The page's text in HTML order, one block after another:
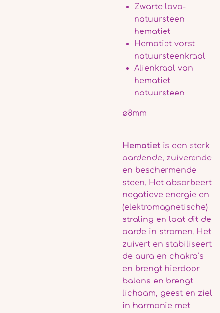
Zwarte lava-
natuursteen
hematiet
Hematiet vorst
natuursteenkraal
Alienkraal van
hematiet
natuursteen
ø8mm
Hematiet is een sterk
aardende, zuiverende
en beschermende
steen. Het absorbeert
negatieve energie en
(elektromagnetische)
straling en laat dit de
aarde in stromen. Het
zuivert en stabiliseert
de aura en chakra’s
en brengt hierdoor
balans en brengt
lichaam, geest en ziel
in harmonie met